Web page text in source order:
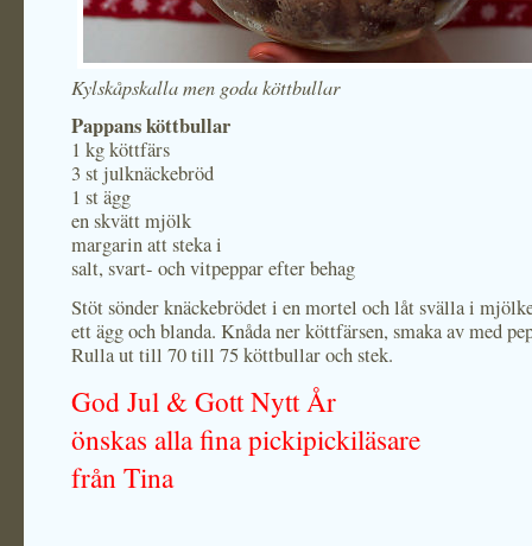
Kylskåpskalla men goda köttbullar
Pappans köttbullar
1 kg köttfärs
3 st julknäckebröd
1 st ägg
en skvätt mjölk
margarin att steka i
salt, svart- och vitpeppar efter behag
Stöt sönder knäckebrödet i en mortel och låt svälla i
ett ägg och blanda. Knåda ner köttfärsen, smaka av med
Rulla ut till 70 till 75 köttbullar och stek.
God Jul & Gott Nytt År
önskas alla fina pickipickiläsare
från Tina